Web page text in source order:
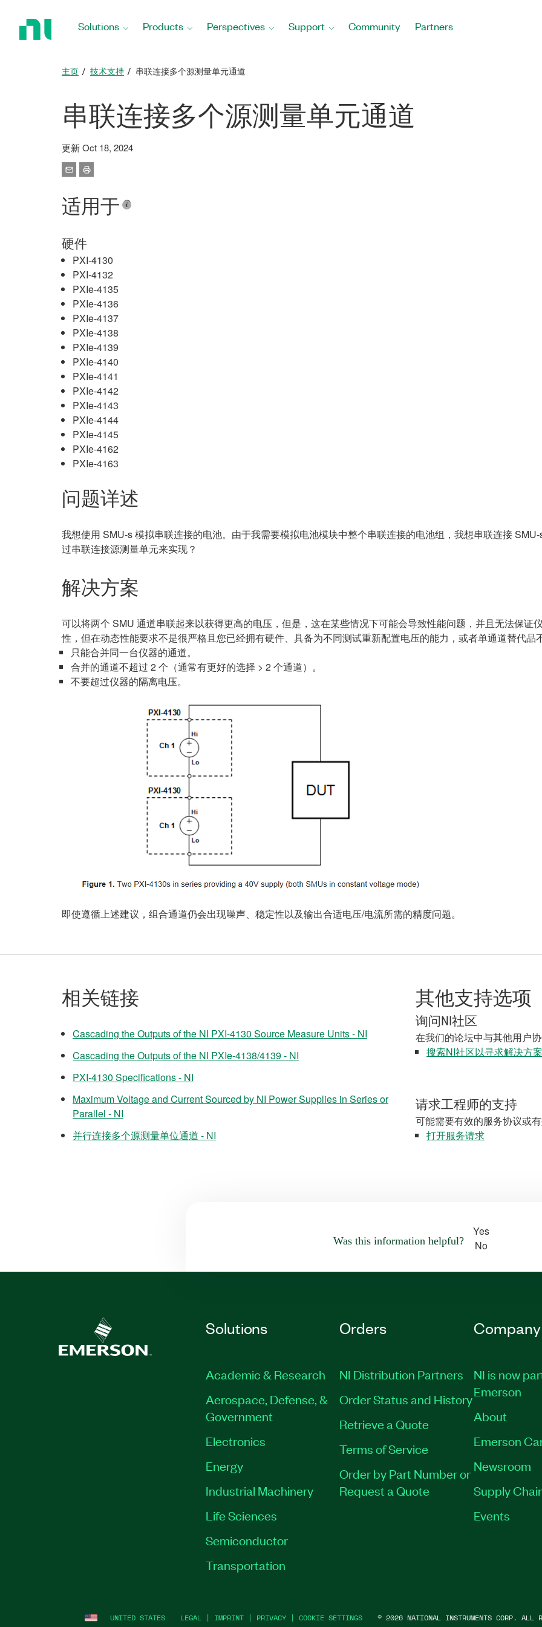
Solutions Products Perspectives Support Community Partners
主页 技术支持 串联连接多个源测量单元通道
串联连接多个源测量单元通道
更新 Oct 18, 2024
适用于
硬件
PXI-4130
PXI-4132
PXIe-4135
PXIe-4136
PXIe-4137
PXIe-4138
PXIe-4139
PXIe-4140
PXIe-4141
PXIe-4142
PXIe-4143
PXIe-4144
PXIe-4145
PXIe-4162
PXIe-4163
问题详述
我想使用 SMU-s 模拟串联连接的电池。由于我需要模拟电池模块中整个串联连接的电池组，我想串联连接
过串联连接源测量单元来实现？
解决方案
可以将两个 SMU 通道串联起来以获得更高的电压，但是，这在某些情况下可能会导致性能问题，并且无法保证
性，但在动态性能要求不是很严格且您已经拥有硬件、具备为不同测试重新配置电压的能力，或者单通道替代品
只能合并同一台仪器的通道。
合并的通道不超过 2 个（通常有更好的选择 > 2 个通道）。
不要超过仪器的隔离电压。
即使遵循上述建议，组合通道仍会出现噪声、稳定性以及输出合适电压/电流所需的精度问题。
相关链接
Cascading the Outputs of the NI PXI-4130 Source Measure Units - NI
Cascading the Outputs of the NI PXIe-4138/4139 - NI
PXI-4130 Specifications - NI
Maximum Voltage and Current Sourced by NI Power Supplies in Series or
Parallel - NI
并行连接多个源测量单位通道 - NI
其他支持选项
询问NI社区
在我们的论坛中与其他用户
搜索NI社区以寻求解决方案
请求工程师的支持
可能需要有效的服务协议或
打开服务请求
Was this information helpful?
Yes
No
Solutions
Academic & Research
Aerospace, Defense, &
Government
Electronics
Energy
Industrial Machinery
Life Sciences
Semiconductor
Transportation
Orders
NI Distribution Partners
Order Status and History
Retrieve a Quote
Terms of Service
Order by Part Number or
Request a Quote
Company
NI is now
Emerson
About
Emerson
Newsroom
Supply
Events
UNITED STATES LEGAL | IMPRINT | PRIVACY | COOKIE SETTINGS © 2026 NATIONAL INSTRUMENTS CORP. ALL